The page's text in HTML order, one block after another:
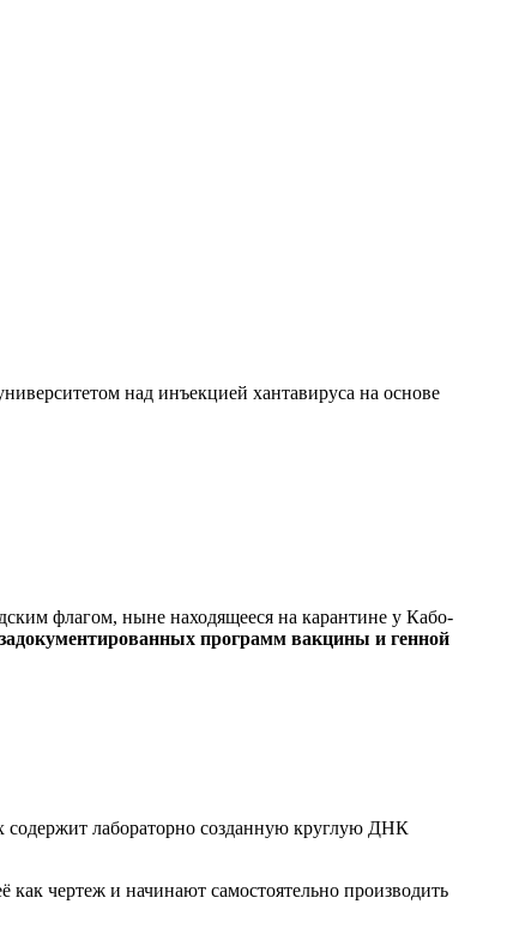
над инъекцией хантавируса на основе
флагом, ныне находящееся на карантине у Кабо-
программ вакцины и генной
лабораторно созданную круглую ДНК
чертеж и начинают самостоятельно производить